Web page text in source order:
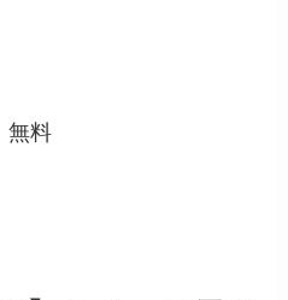
無料